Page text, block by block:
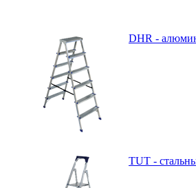
DHR -
TUT -